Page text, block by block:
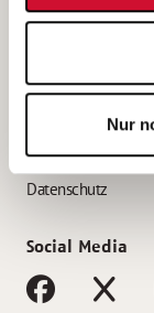
Nur
AWO
Impressum
Datenschutz
Social Media